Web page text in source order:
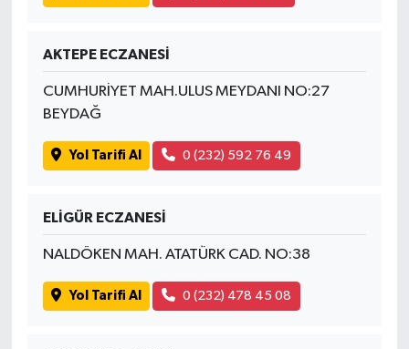
AKTEPE ECZANESİ
CUMHURİYET MAH.ULUS MEYDANI NO:27
BEYDAĞ
Yol Tarifi Al 0 (232) 592 76 49
ELİGÜR ECZANESİ
NALDÖKEN MAH. ATATÜRK CAD. NO:38
Yol Tarifi Al 0 (232) 478 45 08